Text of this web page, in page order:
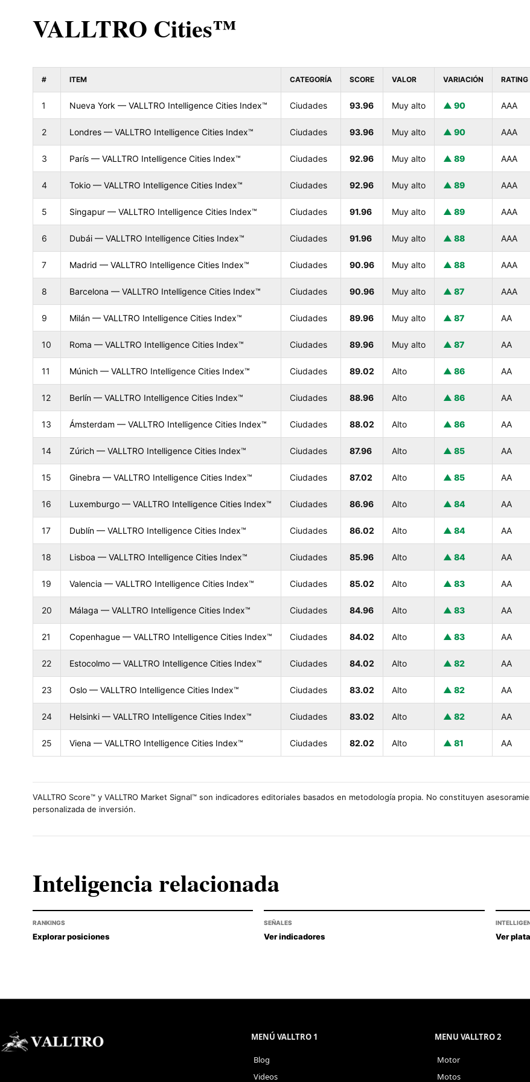
VALLTRO Cities™
# ITEM CATEGORÍA SCORE VALOR VARIACIÓN RATING
1 Nueva York — VALLTRO Intelligence Cities Index™ Ciudades 93.96 Muy alto 90 AAA
2 Londres — VALLTRO Intelligence Cities Index™ Ciudades 93.96 Muy alto 90 AAA
3 París — VALLTRO Intelligence Cities Index™ Ciudades 92.96 Muy alto 89 AAA
4 Tokio — VALLTRO Intelligence Cities Index™ Ciudades 92.96 Muy alto 89 AAA
5 Singapur — VALLTRO Intelligence Cities Index™ Ciudades 91.96 Muy alto 89 AAA
6 Dubái — VALLTRO Intelligence Cities Index™ Ciudades 91.96 Muy alto 88 AAA
7 Madrid — VALLTRO Intelligence Cities Index™ Ciudades 90.96 Muy alto 88 AAA
8 Barcelona — VALLTRO Intelligence Cities Index™ Ciudades 90.96 Muy alto 87 AAA
9 Milán — VALLTRO Intelligence Cities Index™ Ciudades 89.96 Muy alto 87 AA
10 Roma — VALLTRO Intelligence Cities Index™ Ciudades 89.96 Muy alto 87 AA
11 Múnich — VALLTRO Intelligence Cities Index™ Ciudades 89.02 Alto 86 AA
12 Berlín — VALLTRO Intelligence Cities Index™ Ciudades 88.96 Alto 86 AA
13 Ámsterdam — VALLTRO Intelligence Cities Index™ Ciudades 88.02 Alto 86 AA
14 Zúrich — VALLTRO Intelligence Cities Index™ Ciudades 87.96 Alto 85 AA
15 Ginebra — VALLTRO Intelligence Cities Index™ Ciudades 87.02 Alto 85 AA
16 Luxemburgo — VALLTRO Intelligence Cities Index™ Ciudades 86.96 Alto 84 AA
17 Dublín — VALLTRO Intelligence Cities Index™ Ciudades 86.02 Alto 84 AA
18 Lisboa — VALLTRO Intelligence Cities Index™ Ciudades 85.96 Alto 84 AA
19 Valencia — VALLTRO Intelligence Cities Index™ Ciudades 85.02 Alto 83 AA
20 Málaga — VALLTRO Intelligence Cities Index™ Ciudades 84.96 Alto 83 AA
21 Copenhague — VALLTRO Intelligence Cities Index™ Ciudades 84.02 Alto 83 AA
22 Estocolmo — VALLTRO Intelligence Cities Index™ Ciudades 84.02 Alto 82 AA
23 Oslo — VALLTRO Intelligence Cities Index™ Ciudades 83.02 Alto 82 AA
24 Helsinki — VALLTRO Intelligence Cities Index™ Ciudades 83.02 Alto 82 AA
25 Viena — VALLTRO Intelligence Cities Index™ Ciudades 82.02 Alto 81 AA
VALLTRO Score™ y VALLTRO Market Signal™ son indicadores editoriales basados en metodología propia. No constituyen
personalizada de inversión.
Inteligencia relacionada
RANKINGS
Explorar posiciones
SEÑALES
Ver indicadores Ver
MENÚ VALLTRO 1
Blog
Videos
MENU VALLTRO 2
Motor
Motos